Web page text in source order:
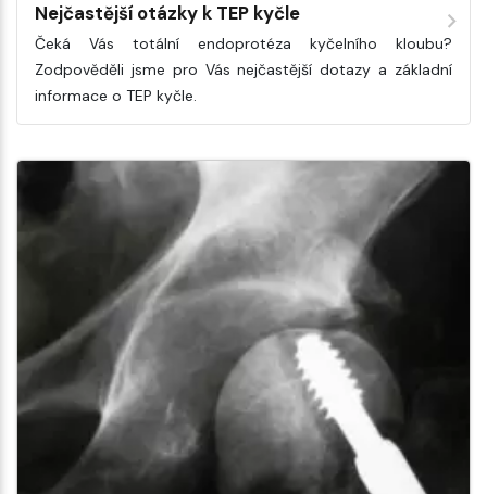
Nejčastější otázky k TEP kyčle
Čeká Vás totální endoprotéza kyčelního kloubu?
Zodpověděli jsme pro Vás nejčastější dotazy a základní
informace o TEP kyčle.